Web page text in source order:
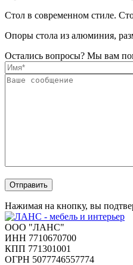
Стол в современном стиле.
Опоры стола из алюминия,
Остались вопросы? Мы вам
Отправить
Нажимая на кнопку, вы
ООО "ЛАНС"
ИНН 7710670700
КПП 771301001
ОГРН 5077746557774